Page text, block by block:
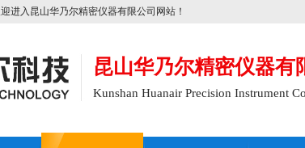
进入昆山华乃尔精密仪器有限公司网站！
昆山华乃尔精密仪器有
Kunshan Huanair Precision Instrument